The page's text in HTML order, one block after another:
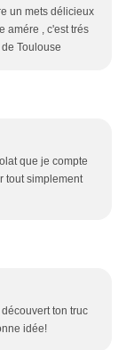
un mets délicieux
amére , c'est trés
Toulouse
que je compte
tout simplement
ton truc
idée!